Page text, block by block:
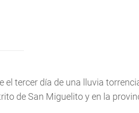
tercer día de una lluvia
de San Miguelito y en la